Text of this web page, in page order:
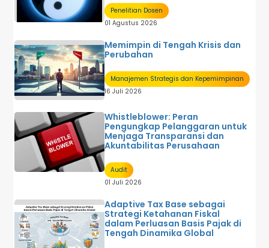
Penelitian Dosen
01 Agustus 2026
Memimpin di Tengah Krisis dan
Perubahan
Manajemen Strategis dan Kepemimpinan
16 Juli 2026
Whistleblower: Peran
Pengungkap Pelanggaran untuk
Menjaga Transparansi dan
Akuntabilitas Perusahaan
Audit
01 Juli 2026
Adaptive Tax Base sebagai
Strategi Ketahanan Fiskal
dalam Perluasan Basis Pajak di
Tengah Dinamika Global